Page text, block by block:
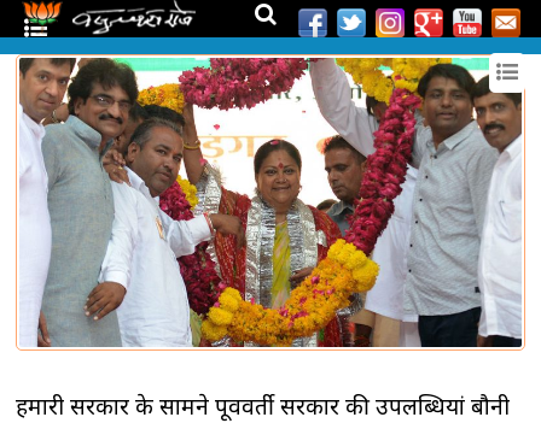
हमारी सरकार के सामने पूर्ववर्ती सरकार की उपलब्धियां बौनी